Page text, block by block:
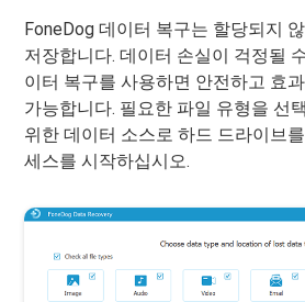
FoneDog 데이터 복구는 할당되지
저장합니다. 데이터 손실이 걱정될
이터 복구를 사용하면 안전하고 효
가능합니다. 필요한 파일 유형을 선
위한 데이터 소스로 하드 드라이브
세스를 시작하십시오.